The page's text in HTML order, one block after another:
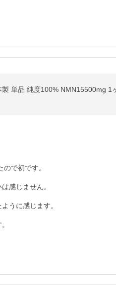
単品 純度100% NMN15500mg
で初です。
感じません。
うに感じます。